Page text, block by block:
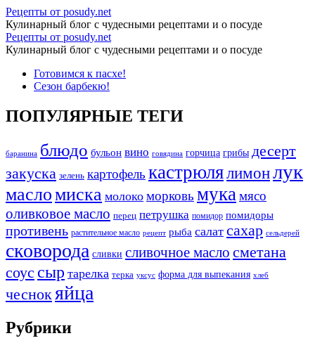
Архивы
зелень
-
Рецепты
posudy.net
Рецепты от posudy.net
Кулинарный блог с чудесными рецептами и о посуде
Архивы
зелень
Рецепты
от
Рецепты от posudy.net
Кулинарный блог с чудесными рецептами и о посуде
ПерейтиГотовимся к пасхе!
Сезон барбекю!
ПОПУЛЯРНЫЕ ТЕГИ
баранина блюдо бульон вино говядина горчица грибы десерт
закуска зелень картофель кастрюлялимонлук
масломиска молоко морковь мука мясо
оливковое масло перец петрушка помидор помидоры
противень растительное масло рецепт рыба салат сахар сельдерей
сковорода сливки сливочное масло сметана
соус сыр тарелка терка уксус форма для выпекания хлеб
чеснок яйца
Рубрики